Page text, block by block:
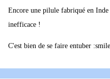
Encore une pilule fabriqué en
inefficace !
C'est bien de se faire entuber